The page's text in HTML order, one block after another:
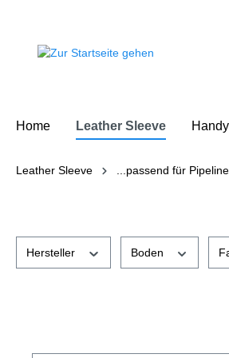
Home Leather Sleeve
Leather Sleeve ...passend für
Hersteller Boden